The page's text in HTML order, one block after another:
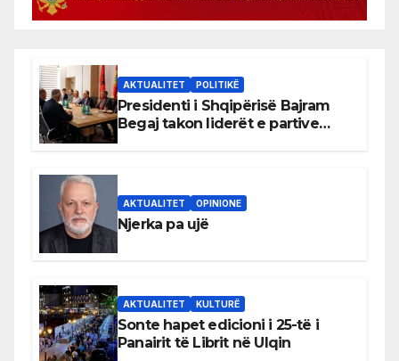
AKTUALITET POLITIKË
Presidenti i Shqipërisë Bajram
Begaj takon liderët e partive
AKTUALITET OPINIONE
Njerka pa ujë
AKTUALITET KULTURË
Sonte hapet edicioni i 25-të i
Panairit të Librit në Ulqin